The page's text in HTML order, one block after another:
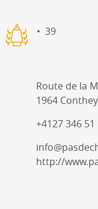
39
Route de la
1964 Conthey
+4127 346 51
http://